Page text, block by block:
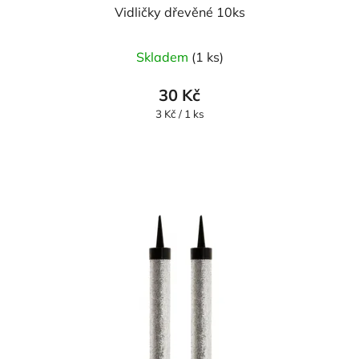
Vidličky dřevěné 10ks
Skladem (1 ks)
30 Kč
Měrná
3 Kč / 1 ks